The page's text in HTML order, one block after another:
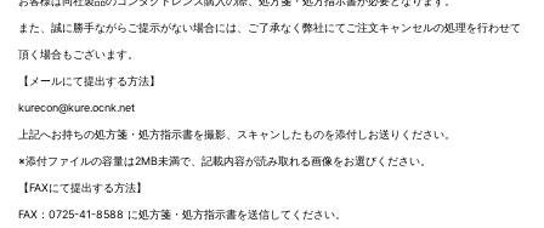
また、誠に勝手ながらご提示がない場合には、ご了承なく弊社にてご注文キャンセルの処理を行わせて
頂く場合もございます。
【メールにて提出する方法】
kurecon@kure.ocnk.net
上記へお持ちの処方箋・処方指示書を撮影、スキャンしたものを添付しお送りください。
※添付ファイルの容量は2MB未満で、記載内容が読み取れる画像をお選びください。
【FAXにて提出する方法】
FAX：0725-41-8588 に処方箋・処方指示書を送信してください。